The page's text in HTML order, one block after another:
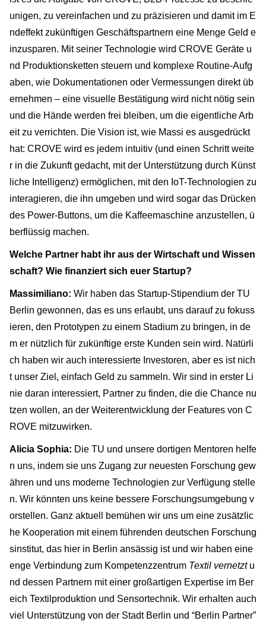
unigen, zu vereinfachen und zu präzisieren und damit im E
ndeffekt zukünftigen Geschäftspartnern eine Menge Geld e
inzusparen. Mit seiner Technologie wird CROVE Geräte u
nd Produktionsketten steuern und komplexe Routine-Aufg
aben, wie Dokumentationen oder Vermessungen direkt üb
ernehmen – eine visuelle Bestätigung wird nicht nötig sein
und die Hände werden frei bleiben, um die eigentliche Arb
eit zu verrichten. Die Vision ist, wie Massi es ausgedrückt
hat: CROVE wird es jedem intuitiv (und einen Schritt weite
r in die Zukunft gedacht, mit der Unterstützung durch Künst
liche Intelligenz) ermöglichen, mit den IoT-Technologien zu
interagieren, die ihn umgeben und wird sogar das Drücken
des Power-Buttons, um die Kaffeemaschine anzustellen, ü
berflüssig machen.
Welche Partner habt ihr aus der Wirtschaft und Wissen
schaft? Wie finanziert sich euer Startup?
Massimiliano: Wir haben das Startup-Stipendium der TU
Berlin gewonnen, das es uns erlaubt, uns darauf zu fokuss
ieren, den Prototypen zu einem Stadium zu bringen, in de
m er nützlich für zukünftige erste Kunden sein wird. Natürli
ch haben wir auch interessierte Investoren, aber es ist nich
t unser Ziel, einfach Geld zu sammeln. Wir sind in erster Li
nie daran interessiert, Partner zu finden, die die Chance nu
tzen wollen, an der Weiterentwicklung der Features von C
ROVE mitzuwirken.
Alicia Sophia: Die TU und unsere dortigen Mentoren helfe
n uns, indem sie uns Zugang zur neuesten Forschung gew
ähren und uns moderne Technologien zur Verfügung stelle
n. Wir könnten uns keine bessere Forschungsumgebung v
orstellen. Ganz aktuell bemühen wir uns um eine zusätzlic
he Kooperation mit einem führenden deutschen Forschung
sinstitut, das hier in Berlin ansässig ist und wir haben eine
enge Verbindung zum Kompetenzzentrum Textil vernetztu
nd dessen Partnern mit einer großartigen Expertise im Ber
eich Textilproduktion und Sensortechnik. Wir erhalten auch
viel Unterstützung von der Stadt Berlin und “Berlin Partner”